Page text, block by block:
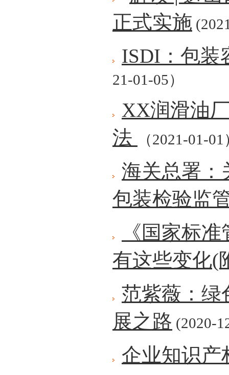
正式实施
ISDI：包装
21-01-05）
XX润滑油
法
（2021-01-01
海关总署：
包装检验监
《国家标
有这些变化(
范紫薇：绿
展之路 (2020-
企业知识